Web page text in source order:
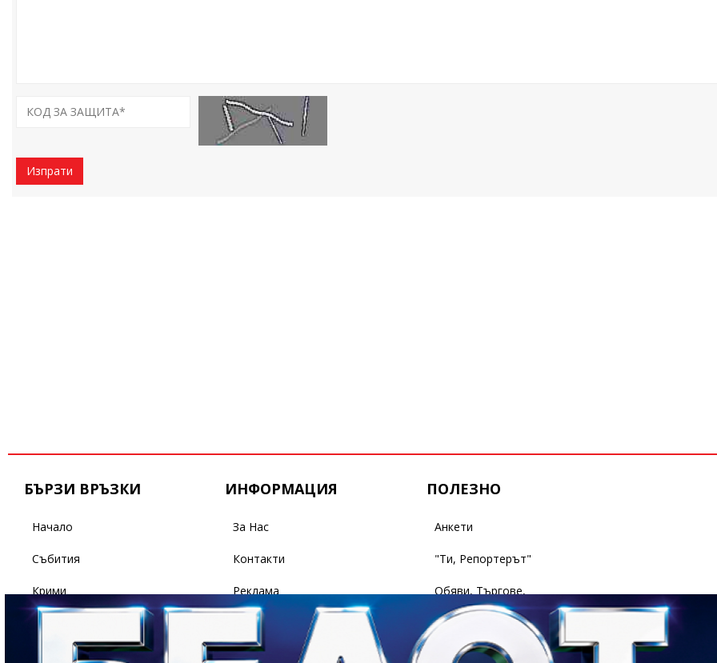
Изпрати
БЪРЗИ ВРЪЗКИ
Начало
Събития
Крими
Бизнес
Политика
ИНФОРМАЦИЯ
За Нас
Контакти
Реклама
Условия За Ползване
Поверителност
ПОЛЕЗНО
Анкети
"Ти, Репортерът"
Обяви, Търгове,
Съобщения